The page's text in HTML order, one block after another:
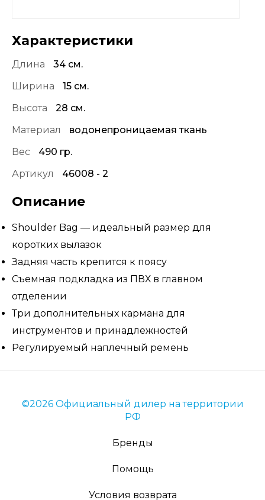
Характеристики
Длина
34 см.
Ширина
15 см.
Высота
28 см.
Материал
водонепроницаемая ткань
Вес
490 гр.
Артикул
46008 - 2
Описание
Shoulder Bag — идеальный размер для
коротких вылазок
Задняя часть крепится к поясу
Съемная подкладка из ПВХ в главном
отделении
Три дополнительных кармана для
инструментов и принадлежностей
Регулируемый наплечный ремень
©2026 Официальный дилер на территории
РФ
Бренды
Помощь
Условия возврата